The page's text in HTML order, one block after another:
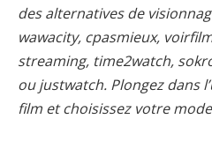
des alternatives de
wawacity, cpasmieux,
streaming, time2watch,
ou justwatch. Plongez dans
film et choisissez votre